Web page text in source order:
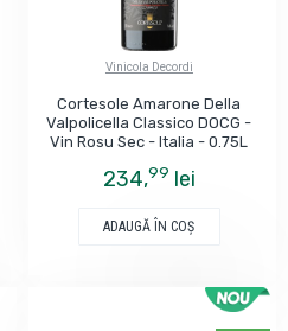
Vinicola Decordi
Cortesole Amarone Della
Valpolicella Classico DOCG -
Vin Rosu Sec - Italia - 0.75L
234,99 lei
ADAUGĂ ÎN COŞ